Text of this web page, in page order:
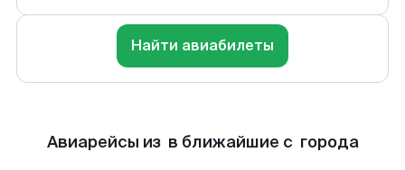
Найти авиабилеты
Авиарейсы из в ближайшие с города